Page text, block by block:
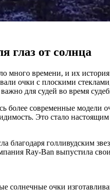
глаз от солнца
времени, и их
очки с плоскими
для судей во время
более современные
Это стало
благодаря голливудским
Ray-Ban выпустила
солнечные очки